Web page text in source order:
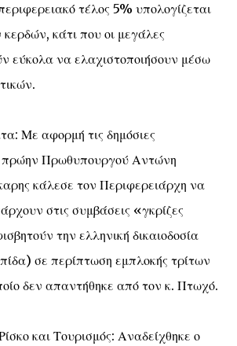
τέλος 5% υπολογίζεται
κάτι που οι μεγάλες
εύκολα να ελαχιστοποιήσουν μέσω
Με αφορμή τις δημόσιες
πρώην Πρωθυπουργού Αντώνη
κάλεσε τον Περιφερειάρχη να
στις συμβάσεις «γκρίζες
την ελληνική δικαιοδοσία
σε περίπτωση εμπλοκής τρίτων
δεν απαντήθηκε από τον κ. Πτωχό.
και Τουρισμός: Αναδείχθηκε ο